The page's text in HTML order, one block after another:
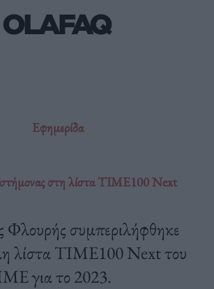
Εφημερίδα
στη λίστα TIME100 Next
συμπεριλήφθηκε
λίστα TIME100 Next του
για το 2023.